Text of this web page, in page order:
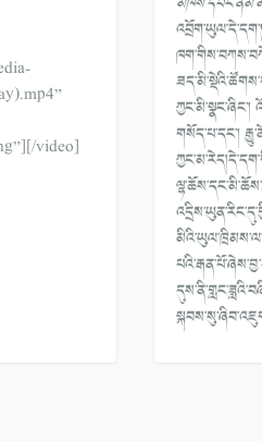
video]
ཀྱང་མི་སྣང་ཞིང་།
གསོད་པ་དང་།